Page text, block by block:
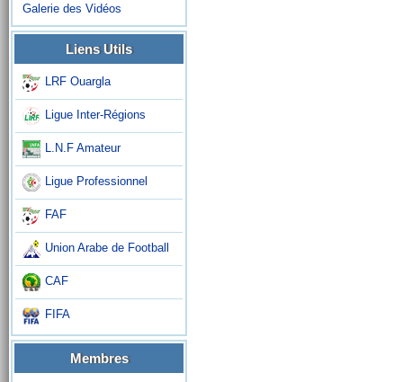
Galerie des Vidéos
Liens Utils
LRF Ouargla
Ligue Inter-Régions
L.N.F Amateur
Ligue Professionnel
FAF
Union Arabe de Football
CAF
FIFA
Membres